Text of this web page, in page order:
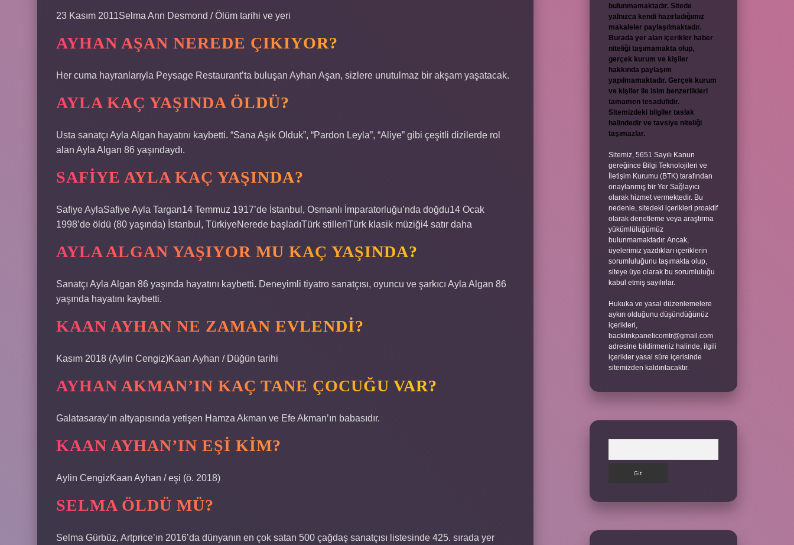
23 Kasım 2011Selma Ann Desmond / Ölüm tarihi ve yeri
AYHAN AŞAN NEREDE ÇIKIYOR?
Her cuma hayranlarıyla Peysage Restaurant’ta buluşan Ayhan Aşan, sizlere unutulmaz bir akşam yaşatacak.
AYLA KAÇ YAŞINDA ÖLDÜ?
Usta sanatçı Ayla Algan hayatını kaybetti. “Sana Aşık Olduk”, “Pardon Leyla”, “Aliye” gibi çeşitli dizilerde rol
alan Ayla Algan 86 yaşındaydı.
SAFIYE AYLA KAÇ YAŞINDA?
Safiye AylaSafiye Ayla Targan14 Temmuz 1917’de İstanbul, Osmanlı İmparatorluğu’nda doğdu14 Ocak
1998’de öldü (80 yaşında) İstanbul, TürkiyeNerede başladıTürk stilleriTürk klasik müziği4 satır daha
AYLA ALGAN YAŞIYOR MU KAÇ YAŞINDA?
Sanatçı Ayla Algan 86 yaşında hayatını kaybetti. Deneyimli tiyatro sanatçısı, oyuncu ve şarkıcı Ayla Algan 86
yaşında hayatını kaybetti.
KAAN AYHAN NE ZAMAN EVLENDI?
Kasım 2018 (Aylin Cengiz)Kaan Ayhan / Düğün tarihi
AYHAN AKMAN’IN KAÇ TANE ÇOCUĞU VAR?
Galatasaray’ın altyapısında yetişen Hamza Akman ve Efe Akman’ın babasıdır.
KAAN AYHAN’IN EŞI KIM?
Aylin CengizKaan Ayhan / eşi (ö. 2018)
SELMA ÖLDÜ MÜ?
Selma Gürbüz, Artprice’ın 2016’da dünyanın en çok satan 500 çağdaş sanatçısı listesinde 425. sırada yer
bulunmamaktadır. Sitede
yalnızca kendi hazırladığımız
makaleler paylaşılmaktadır.
Burada yer alan içerikler haber
niteliği taşımamakta olup,
gerçek kurum ve kişiler
hakkında paylaşım
yapılmamaktadır. Gerçek kurum
ve kişiler ile isim benzerlikleri
tamamen tesadüfidir.
Sitemizdeki bilgiler taslak
halindedir ve tavsiye niteliği
taşımazlar.
Sitemiz, 5651 Sayılı Kanun
gereğince Bilgi Teknolojileri ve
İletişim Kurumu (BTK) tarafından
onaylanmış bir Yer Sağlayıcı
olarak hizmet vermektedir. Bu
nedenle, sitedeki içerikleri proaktif
olarak denetleme veya araştırma
yükümlülüğümüz
bulunmamaktadır. Ancak,
üyelerimiz yazdıkları içeriklerin
sorumluluğunu taşımakta olup,
siteye üye olarak bu sorumluluğu
kabul etmiş sayılırlar.
Hukuka ve yasal düzenlemelere
aykırı olduğunu düşündüğünüz
içerikleri,
backlinkpanelicomtr@gmail.com
adresine bildirmeniz halinde, ilgili
içerikler yasal süre içerisinde
sitemizden kaldırılacaktır.